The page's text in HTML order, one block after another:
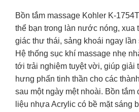
Bồn tắm massage Kohler K-
thể bạn trong làn nước nóng, xua
giác thư thái, sảng khoái ngay lần
Hệ thống sục khí massage nhẹ
tới trải nghiệm tuyệt vời, giúp giải
hưng phấn tinh thần cho các
sau một ngày mệt nhoài. Bồn
liệu nhựa Acrylic có bề mặt sáng